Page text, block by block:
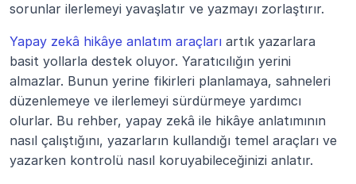
sorunlar ilerlemeyi yavaşlatır ve yazmayı zorlaştırır.
Yapay zekâ hikâye anlatım araçları artık yazarlara
basit yollarla destek oluyor. Yaratıcılığın yerini
almazlar. Bunun yerine fikirleri planlamaya, sahneleri
düzenlemeye ve ilerlemeyi sürdürmeye yardımcı
olurlar. Bu rehber, yapay zekâ ile hikâye anlatımının
nasıl çalıştığını, yazarların kullandığı temel araçları ve
yazarken kontrolü nasıl koruyabileceğinizi anlatır.